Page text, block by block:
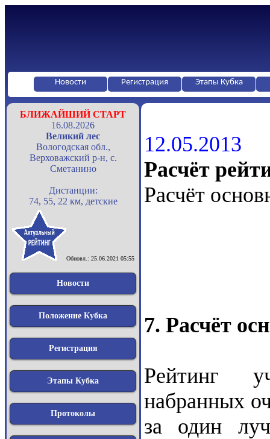
Новости Регистрация Этапы Кубка
БЛИЖАЙШИЙ СТАРТ
16.08.2026
Великий лес
Вологодская обл.,
Верховажский р-н, с.
Сметанино
Дистанции:
74, 55, 22 км, детские
Обновл.: 25.06.2021 05:55
Новости
Положение Кубка
Регистрация
Этапы Кубка
Протоколы
12.05.2013
Расчёт
Расчёт
7. Расчёт
Рейтинг
набранных
за один